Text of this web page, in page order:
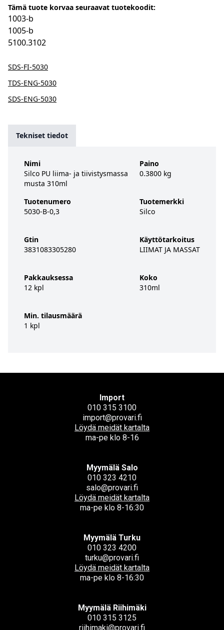
Tämä tuote korvaa seuraavat tuotekoodit:
1003-b
1005-b
5100.3102
SDS-FI-5030
TDS-ENG-5030
SDS-ENG-5030
Tekniset tiedot
Nimi
Silco PU liima- ja tiivistysmassa
musta 310ml
Tuotenumero
5030-B-0,3
Gtin
3831083305280
Pakkauksessa
12 kpl
Min. tilausmäärä
1 kpl
Paino
0.3800 kg
Tuotemerkki
Silco
Käyttötarkoitus
LIIMAT JA MASSAT
Koko
310ml
Import
010 315 3100
import@provari.fi
Löydä meidät kartalta
ma-pe klo 8-16
Myymälä Salo
010 323 4210
salo@provari.fi
Löydä meidät kartalta
ma-pe klo 8-16:30
Myymälä Turku
010 323 4200
turku@provari.fi
Löydä meidät kartalta
ma-pe klo 8-16:30
Myymälä Riihimäki
010 315 3125
riihimaki@provari.fi